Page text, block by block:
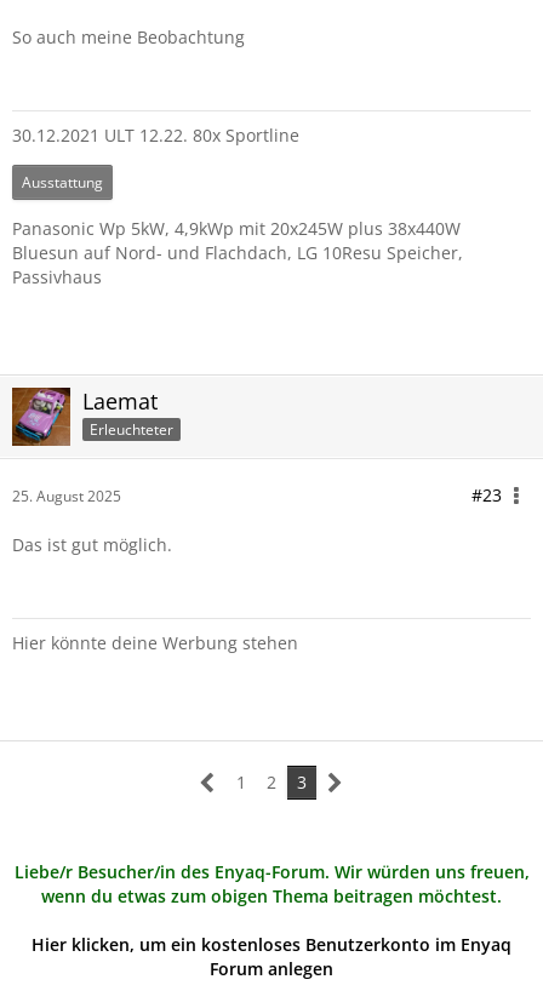
So auch meine Beobachtung
30.12.2021 ULT 12.22. 80x Sportline
Ausstattung
Panasonic Wp 5kW, 4,9kWp mit 20x245W plus 38x440W
Bluesun auf Nord- und Flachdach, LG 10Resu Speicher,
Passivhaus
Laemat
Erleuchteter
25. August 2025 #23
Das ist gut möglich.
Hier könnte deine Werbung stehen
1 2 3
Liebe/r Besucher/in des Enyaq-Forum. Wir würden uns freuen,
wenn du etwas zum obigen Thema beitragen möchtest.
Hier klicken, um ein kostenloses Benutzerkonto im Enyaq
Forum anlegen